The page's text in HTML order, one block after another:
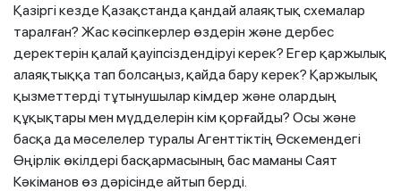
Қазіргі кезде Қазақстанда қандай алаяқтық схемалар
таралған? Жас кәсіпкерлер өздерін және дербес
деректерін қалай қауіпсіздендіруі керек? Егер қаржылық
алаяқтыққа тап болсаңыз, қайда бару керек? Қаржылық
қызметтерді тұтынушылар кімдер және олардың
құқықтары мен мүдделерін кім қорғайды? Осы және
басқа да мәселелер туралы Агенттіктің Өскемендегі
Өңірлік өкілдері басқармасының бас маманы Саят
Кәкіманов өз дәрісінде айтып берді.